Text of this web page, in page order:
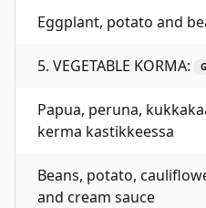
Eggplant, potato and
5. VEGETABLE KORMA: G
Papua, peruna,
kerma kastikkeessa
Beans, potato,
and cream sauce